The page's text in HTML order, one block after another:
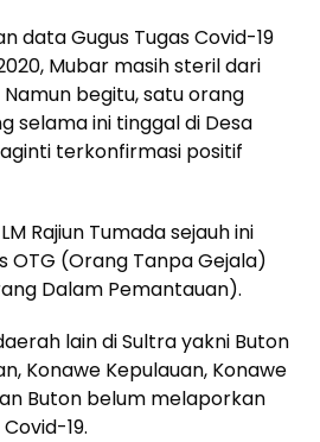
data Gugus Tugas Covid-19
Mubar masih steril dari
begitu, satu orang
selama ini tinggal di Desa
terkonfirmasi positif
Rajiun Tumada sejauh ini
OTG (Orang Tanpa Gejala)
Dalam Pemantauan).
lain di Sultra yakni Buton
Konawe Kepulauan, Konawe
Buton belum melaporkan
19.